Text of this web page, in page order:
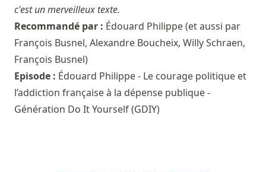
c'est un merveilleux texte.
Recommandé par : Édouard Philippe(et aussi par
François Busnel, Alexandre Boucheix, Willy Schraen,
François Busnel)
Episode : Édouard Philippe - Le courage politique et
l’addiction française à la dépense publique -
Génération Do It Yourself (GDIY)